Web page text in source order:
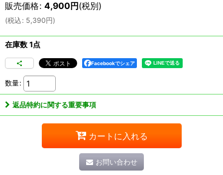
販売価格: 4,900円(税別)
(税込: 5,390円)
在庫数 1点
Facebookでシェア
数量:
返品特約に関する重要事項
カートに入れる
お問い合わせ